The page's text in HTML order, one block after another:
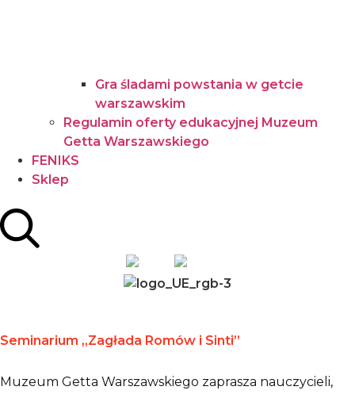
Gra śladami powstania w getcie
warszawskim
Regulamin oferty edukacyjnej Muzeum
Getta Warszawskiego
FENIKS
Sklep
Seminarium „Zagłada Romów i Sinti”
Muzeum Getta Warszawskiego zaprasza nauczycieli,